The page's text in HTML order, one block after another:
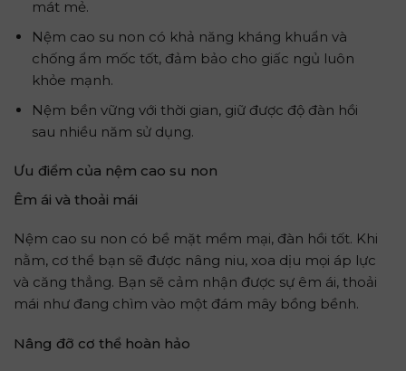
mát mẻ.
Nệm cao su non có khả năng kháng khuẩn và
chống ẩm mốc tốt, đảm bảo cho giấc ngủ luôn
khỏe mạnh.
Nệm bền vững với thời gian, giữ được độ đàn hồi
sau nhiều năm sử dụng.
Ưu điểm của nệm cao su non
Êm ái và thoải mái
Nệm cao su non có bề mặt mềm mại, đàn hồi tốt. Khi
nằm, cơ thể bạn sẽ được nâng niu, xoa dịu mọi áp lực
và căng thẳng. Bạn sẽ cảm nhận được sự êm ái, thoải
mái như đang chìm vào một đám mây bồng bềnh.
Nâng đỡ cơ thể hoàn hảo